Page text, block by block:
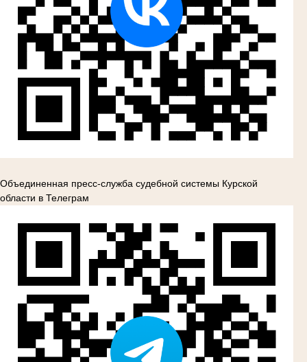
Объединенная пресс-служба судебной системы Курской
области в Телеграм